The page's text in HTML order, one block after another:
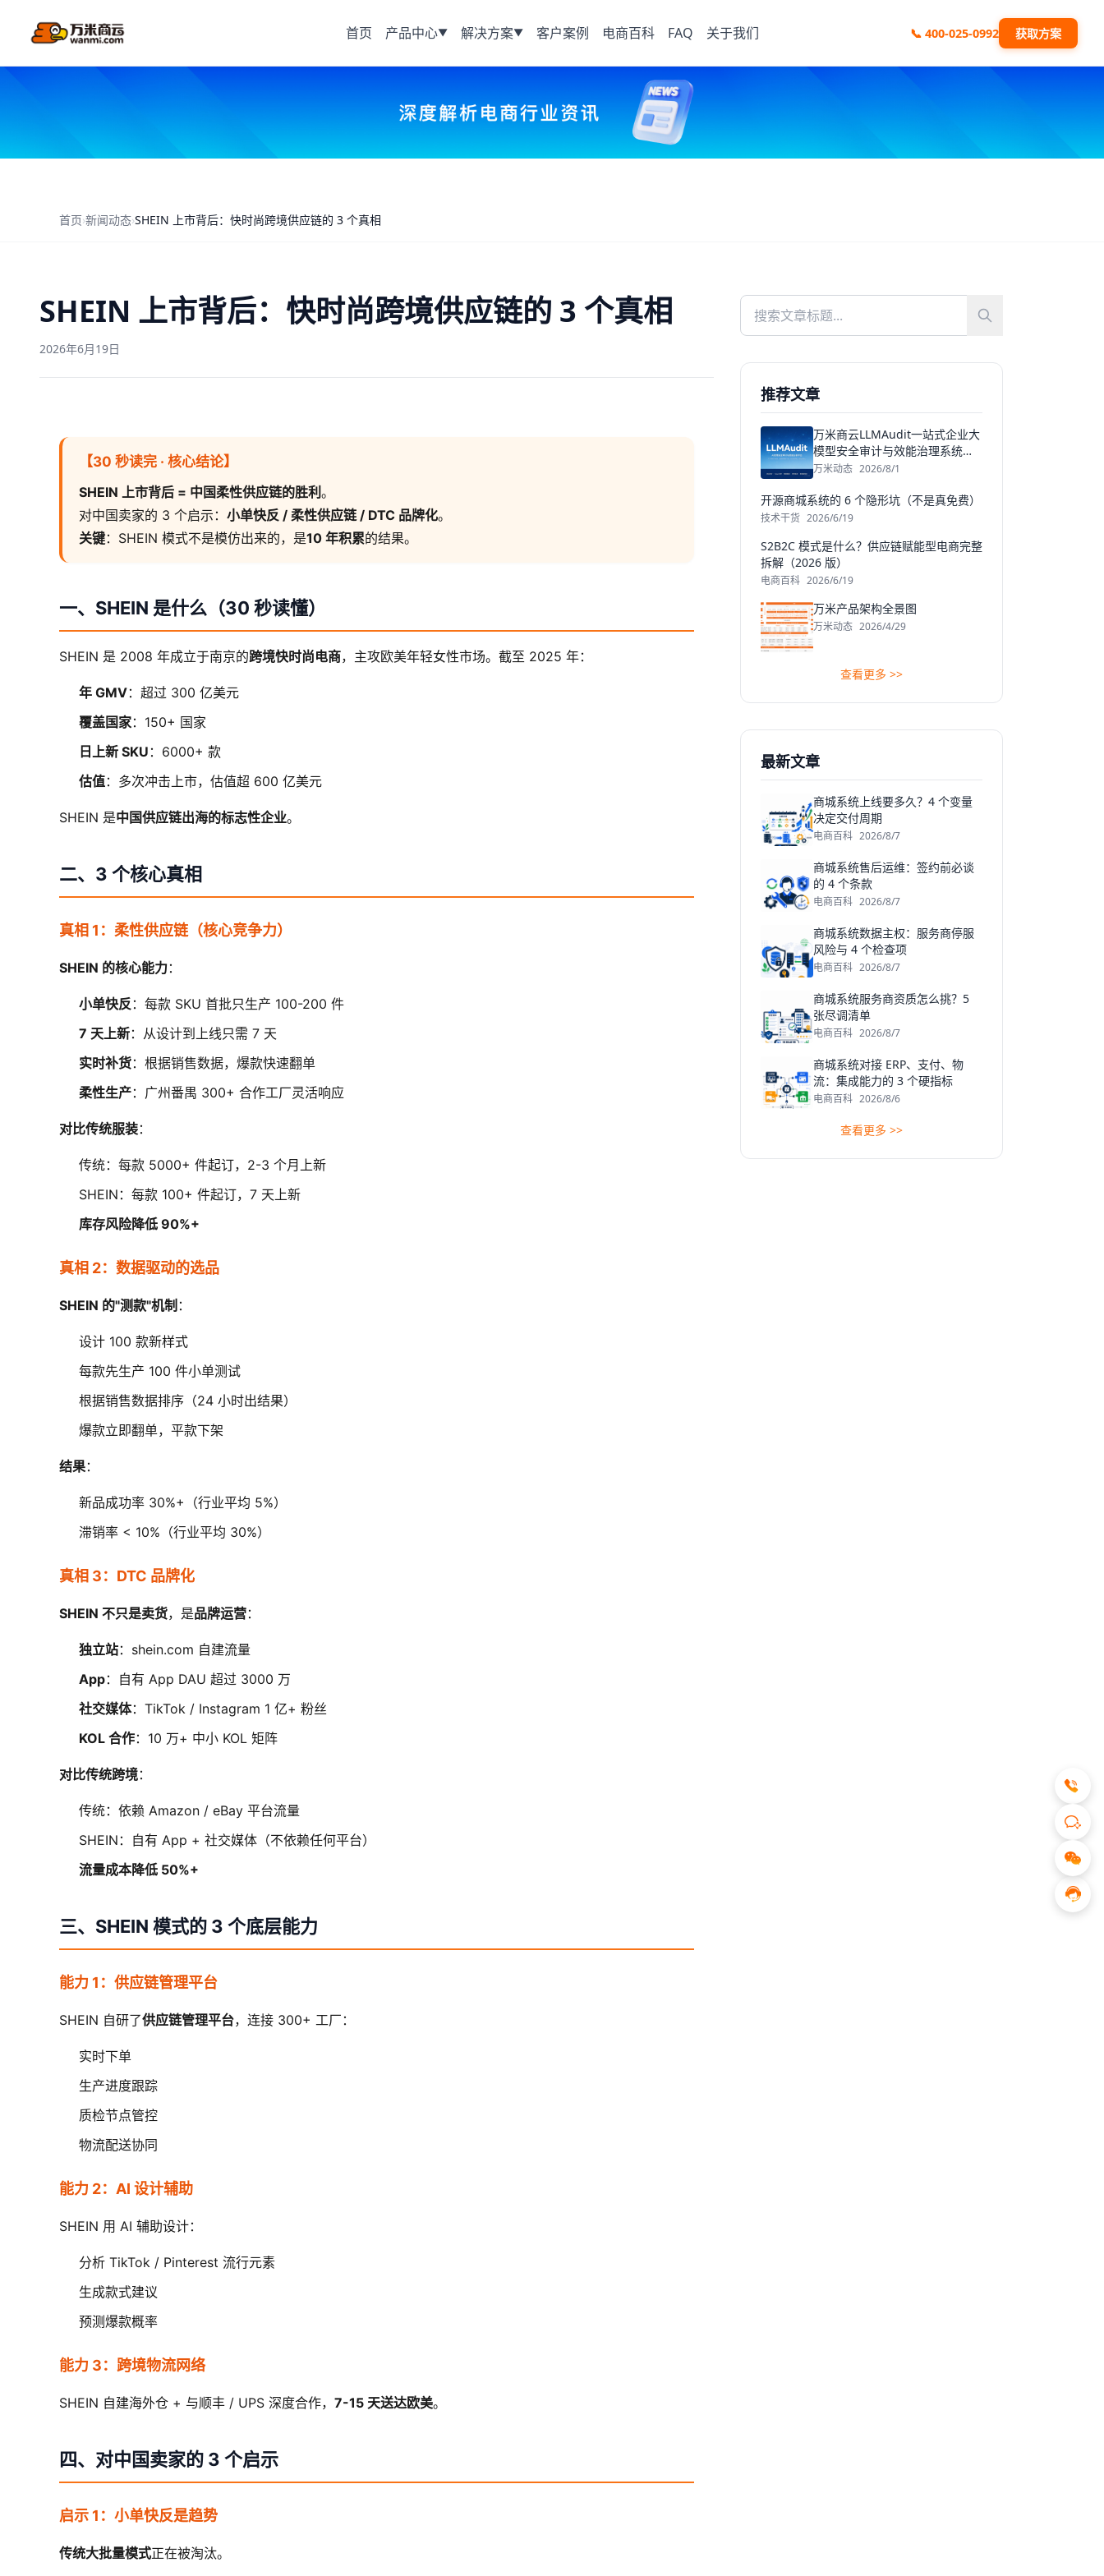
首页 产品中心▼ 解决方案▼ 客户案例 电商百科 FAQ 关于我们 📞 400-025-0992 获取方案
首页›新闻动态›SHEIN 上市背后：快时尚跨境供应链的 3 个真相
SHEIN 上市背后：快时尚跨境供应链的 3 个真相
2026年6月19日
【30 秒读完 · 核心结论】
SHEIN 上市背后 = 中国柔性供应链的胜利 。
对中国卖家的 3 个启示： 小单快反 / 柔性供应链 / DTC 品牌化。
关键：SHEIN 模式不是模仿出来的，是10 年积累的结果。
一、SHEIN 是什么（30 秒读懂）
SHEIN 是 2008 年成立于南京的跨境快时尚电商，主攻欧美年轻女性市场。截至 2025 年：
年 GMV：超过 300 亿美元
覆盖国家：150+ 国家
日上新 SKU ：6000+ 款
估值：多次冲击上市，估值超 600 亿美元
SHEIN 是中国供应链出海的标志性企业。
二、3 个核心真相
真相 1：柔性供应链（核心竞争力）
SHEIN 的核心能力：
小单快反：每款 SKU 首批只生产 100-200 件
7 天上新：从设计到上线只需 7 天
实时补货：根据销售数据，爆款快速翻单
柔性生产：广州番禺 300+ 合作工厂灵活响应
对比传统服装：
传统：每款 5000+ 件起订，2-3 个月上新
SHEIN：每款 100+ 件起订，7 天上新
库存风险降低 90%+
真相 2：数据驱动的选品
SHEIN 的"测款"机制 ：
设计 100 款新样式
每款先生产 100 件小单测试
根据销售数据排序（24 小时出结果）
爆款立即翻单，平款下架
结果：
新品成功率 30%+（行业平均 5%）
滞销率 < 10%（行业平均 30%）
真相 3：DTC 品牌化
SHEIN 不只是卖货，是品牌运营：
独立站：shein.com 自建流量
App：自有 App DAU 超过 3000 万
社交媒体：TikTok / Instagram 1 亿+ 粉丝
KOL 合作：10 万+ 中小 KOL 矩阵
对比传统跨境：
传统：依赖 Amazon / eBay 平台流量
SHEIN：自有 App + 社交媒体（不依赖任何平台）
流量成本降低 50%+
三、SHEIN 模式的 3 个底层能力
能力 1：供应链管理平台
SHEIN 自研了供应链管理平台，连接 300+ 工厂：
实时下单
生产进度跟踪
质检节点管控
物流配送协同
能力 2：AI 设计辅助
SHEIN 用 AI 辅助设计：
分析 TikTok / Pinterest 流行元素
生成款式建议
预测爆款概率
能力 3：跨境物流网络
SHEIN 自建海外仓 + 与顺丰 / UPS 深度合作， 7-15 天送达欧美。
四、对中国卖家的 3 个启示
启示 1：小单快反是趋势
传统大批量模式正在被淘汰。
推荐文章
万米商云LLMAudit一站式企业大
模型安全审计与效能治理系统发
布
万米动态 2026/8/1
开源商城系统的 6 个隐形坑（不是真免费）
技术干货 2026/6/19
S2B2C 模式是什么？供应链赋能型电商完整
拆解（2026 版）
电商百科 2026/6/19
万米产品架构全景图
万米动态 2026/4/29
查看更多 >>
最新文章
商城系统上线要多久？4 个变量
决定交付周期
电商百科 2026/8/7
商城系统售后运维：签约前必谈
的 4 个条款
电商百科 2026/8/7
商城系统数据主权：服务商停服
风险与 4 个检查项
电商百科 2026/8/7
商城系统服务商资质怎么挑？5
张尽调清单
电商百科 2026/8/7
商城系统对接 ERP、支付、物
流：集成能力的 3 个硬指标
电商百科 2026/8/6
查看更多 >>